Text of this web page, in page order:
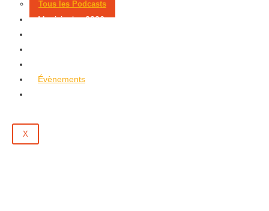
Tous les Podcasts
Municipales 2026
Évènements
X